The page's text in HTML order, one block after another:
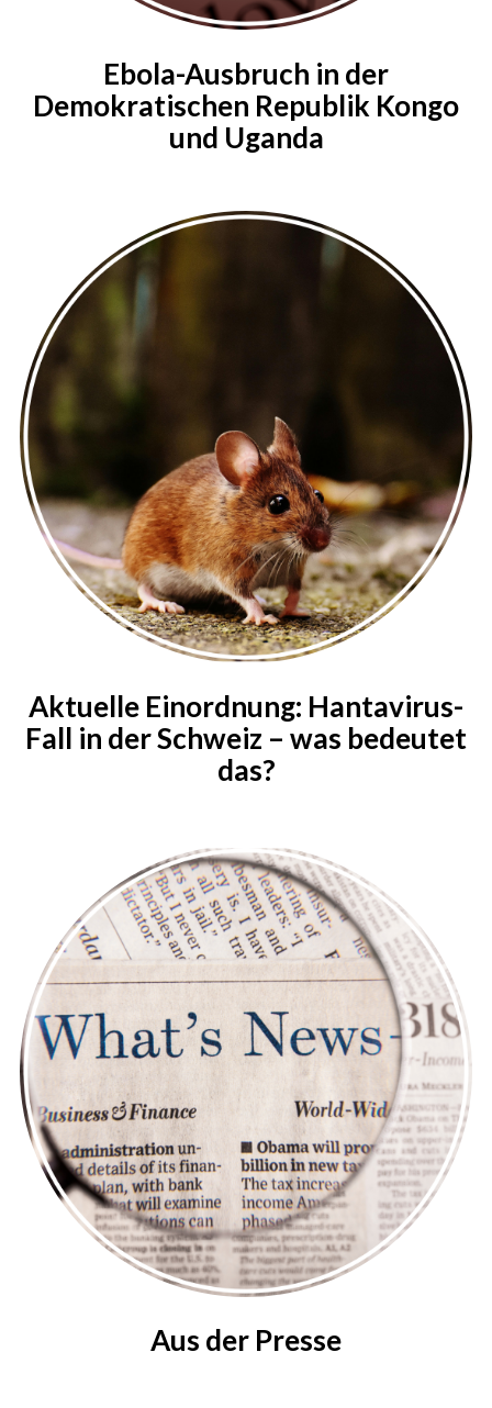
Ebola-Ausbruch in der
Demokratischen Republik Kongo
und Uganda
Aktuelle Einordnung: Hantavirus-
Fall in der Schweiz – was bedeutet
das?
Aus der Presse